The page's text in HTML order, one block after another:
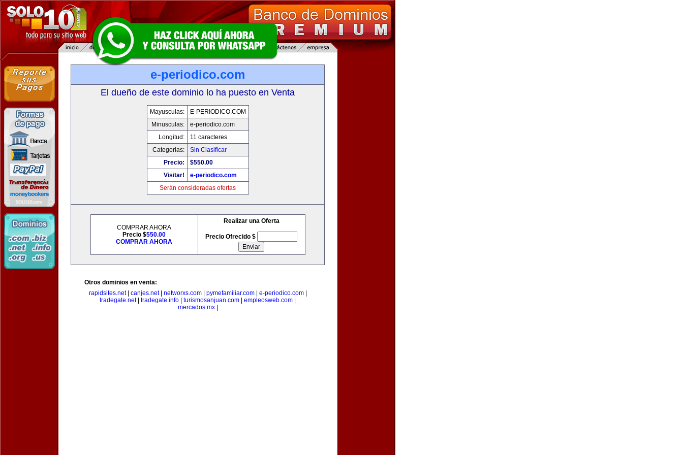
e-periodico.com
El dueño de este dominio lo ha puesto en Venta
Mayusculas:
E-PERIODICO.COM
Minusculas:
e-periodico.com
Longitud:
11 caracteres
Categorias:
Sin Clasificar
Precio:
$550.00
Visitar!
e-periodico.com
Serán consideradas ofertas
COMPRAR AHORA
Precio $550.00
COMPRAR AHORA
Realizar una Oferta
Precio Ofrecido $
Otros dominios en venta:
rapidsites.net| canjes.net| networxs.com| pymefamiliar.com| e-periodico.com|
tradegate.net| tradegate.info turismosanjuan.com empleosweb.com
mercados.mx|